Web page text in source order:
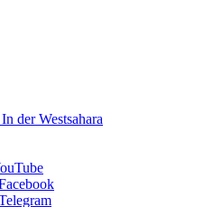
der Westsahara